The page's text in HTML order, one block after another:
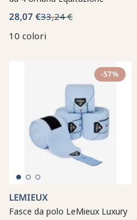
28,07 €33,24 €
10 colori
-57%
LEMIEUX
Fasce da polo LeMieux Luxury